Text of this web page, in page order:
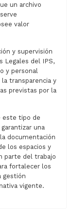
un archivo
valor
y supervisión
Legales del IPS,
y personal
transparencia y
previstas por la
este tipo de
una
documentación
los espacios y
parte del trabajo
fortalecer los
gestión
vigente.